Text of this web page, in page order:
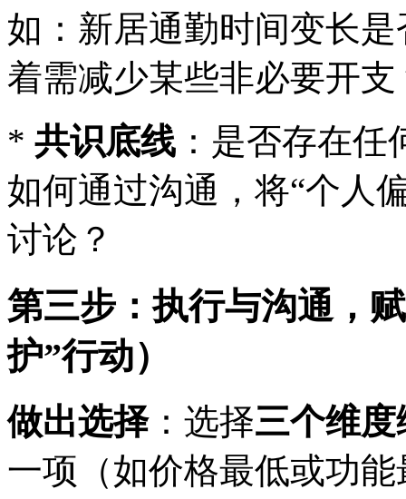
如：新居通勤时间变长
着需减少某些非必要开支
* 共识底线 ：是否存在
如何通过沟通，将“个人
讨论？
第三步：执行与沟通，
护”行动）
做出选择：选择三个维
一项（如价格最低或功